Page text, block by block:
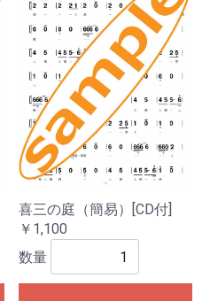
喜三の庭（簡易）[CD付]
￥1,100
数量